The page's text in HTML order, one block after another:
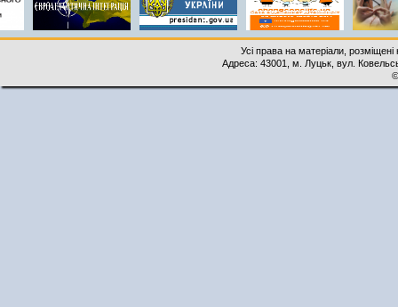
Усі права на матеріали,
Адреса: 43001, м. Луцьк, вул.